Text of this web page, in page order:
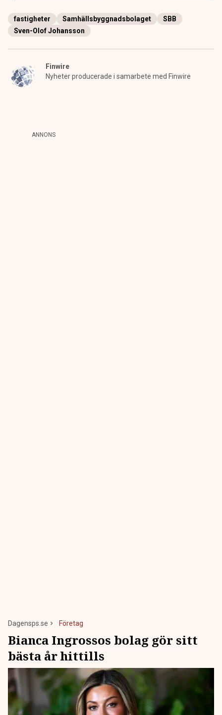
fastigheter Samhällsbyggnadsbolaget
SBB
Sven-Olof Johansson
Finwire
Nyheter producerade i samarbete med Finwire
ANNONS
Dagensps.se Företag
Bianca Ingrossos bolag gör sitt
bästa år hittills